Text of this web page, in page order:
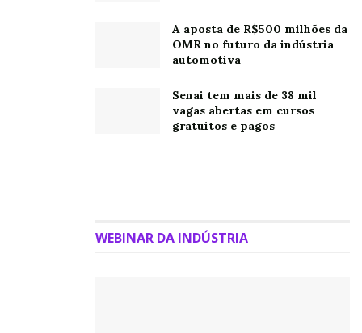
Sergipe
A aposta de R$500 milhões da
OMR no futuro da indústria
automotiva
Senai tem mais de 38 mil
vagas abertas em cursos
gratuitos e pagos
WEBINAR DA INDÚSTRIA